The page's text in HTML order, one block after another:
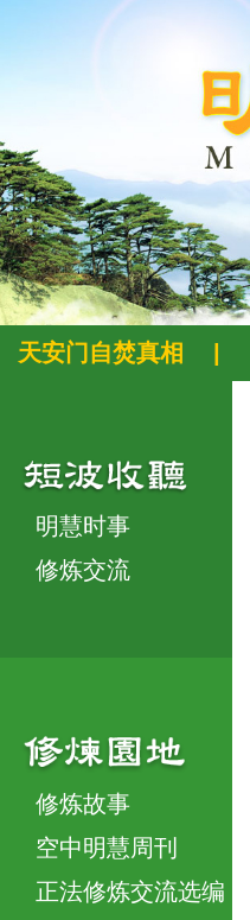
天安门自焚真相
明慧时事
修炼交流
修炼故事
空中明慧周刊
正法修炼交流选编